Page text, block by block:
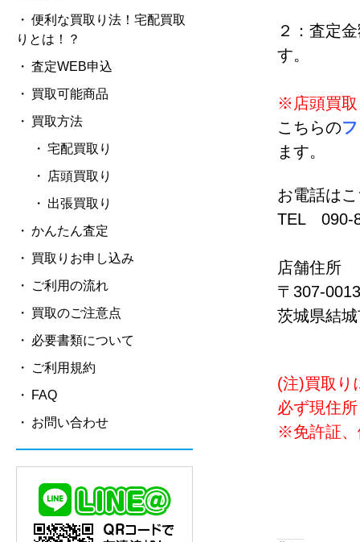
２：査定
す。
※店頭買取
こちらの
ます。
お電話は
TEL 090-
店舗住所
〒307-0013
茨城県結
(注)買取り
必ず現住
※免許証、
便利な買取り法！宅配買取
りとは！？
査定WEB申込
買取可能商品
買取方法
宅配買取り
店頭買取り
出張買取り
かんたん査定
買取りお申し込み
ご利用の流れ
買取のご注意点
必要書類について
ご利用規約
FAQ
お問い合わせ